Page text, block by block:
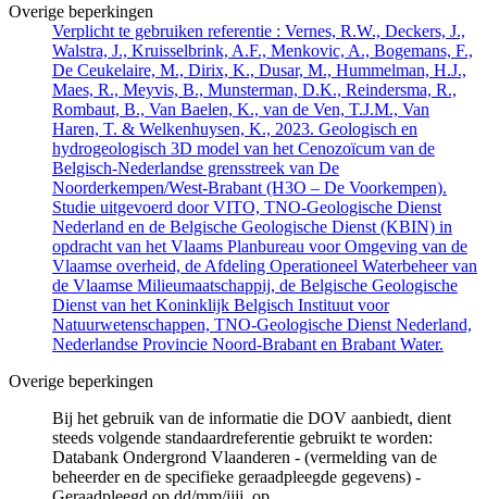
Overige beperkingen
Verplicht te gebruiken referentie : Vernes, R.W., Deckers, J.,
Walstra, J., Kruisselbrink, A.F., Menkovic, A., Bogemans, F.,
De Ceukelaire, M., Dirix, K., Dusar, M., Hummelman, H.J.,
Maes, R., Meyvis, B., Munsterman, D.K., Reindersma, R.,
Rombaut, B., Van Baelen, K., van de Ven, T.J.M., Van
Haren, T. & Welkenhuysen, K., 2023. Geologisch en
hydrogeologisch 3D model van het Cenozoïcum van de
Belgisch-Nederlandse grensstreek van De
Noorderkempen/West-Brabant (H3O – De Voorkempen).
Studie uitgevoerd door VITO, TNO-Geologische Dienst
Nederland en de Belgische Geologische Dienst (KBIN) in
opdracht van het Vlaams Planbureau voor Omgeving van de
Vlaamse overheid, de Afdeling Operationeel Waterbeheer van
de Vlaamse Milieumaatschappij, de Belgische Geologische
Dienst van het Koninklijk Belgisch Instituut voor
Natuurwetenschappen, TNO-Geologische Dienst Nederland,
Nederlandse Provincie Noord-Brabant en Brabant Water.
Overige beperkingen
Bij het gebruik van de informatie die DOV aanbiedt, dient
steeds volgende standaardreferentie gebruikt te worden:
Databank Ondergrond Vlaanderen - (vermelding van de
beheerder en de specifieke geraadpleegde gegevens) -